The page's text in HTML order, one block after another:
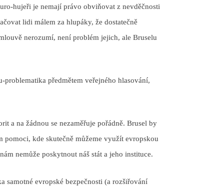
hujeři je nemají právo obviňovat z nevděčnosti
lidi málem za hlupáky, že dostatečně
nerozumí, není problém jejich, ale Bruselu
problematika předmětem veřejného hlasování,
a na žádnou se nezaměřuje pořádně. Brusel by
pomoci, kde skutečně můžeme využít evropskou
nemůže poskytnout náš stát a jeho instituce.
samotné evropské bezpečnosti (a rozšiřování